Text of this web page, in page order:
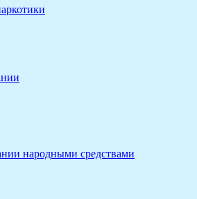
народными средствами